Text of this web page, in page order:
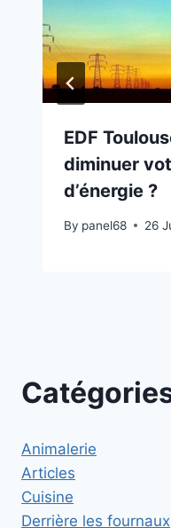
EDF
diminuer
d’énergie ?
By panel68 26
Animalerie
Articles
Cuisine
Derrière les fournaux